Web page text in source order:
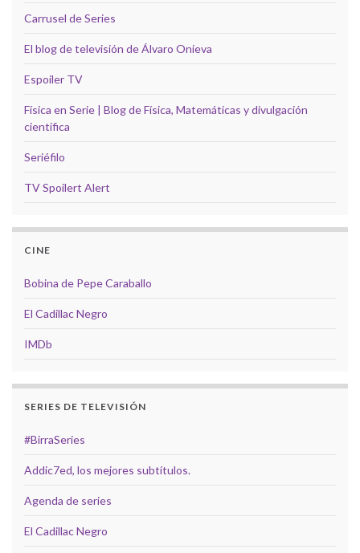
Carrusel de Series
El blog de televisión de Álvaro Onieva
Espoiler TV
Física en Serie | Blog de Física, Matemáticas y divulgación
científica
Seriéfilo
TV Spoilert Alert
CINE
Bobina de Pepe Caraballo
El Cadillac Negro
IMDb
SERIES DE TELEVISIÓN
#BirraSeries
Addic7ed, los mejores subtítulos.
Agenda de series
El Cadillac Negro